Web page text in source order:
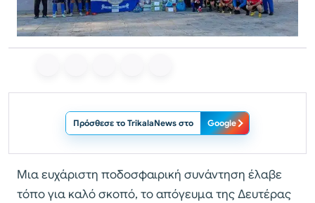
Πρόσθεσε το TrikalaNews στο Google
Μια ευχάριστη ποδοσφαιρική συνάντηση έλαβε
τόπο για καλό σκοπό, το απόγευμα της Δευτέρας